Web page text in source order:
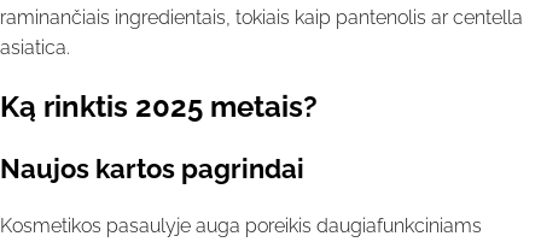
raminančiais ingredientais, tokiais kaip pantenolis ar centella
asiatica.
Ką rinktis 2025 metais?
Naujos kartos pagrindai
Kosmetikos pasaulyje auga poreikis daugiafunkciniams